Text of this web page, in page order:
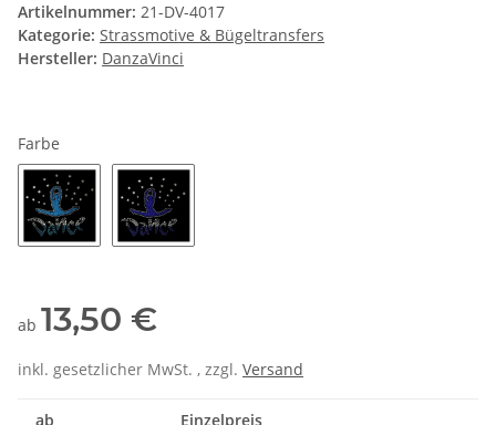
Artikelnummer: 21-DV-4017
Kategorie: Strassmotive & Bügeltransfers
Hersteller: DanzaVinci
Farbe
ab 13,50 €
inkl. gesetzlicher MwSt. , zzgl. Versand
ab Einzelpreis